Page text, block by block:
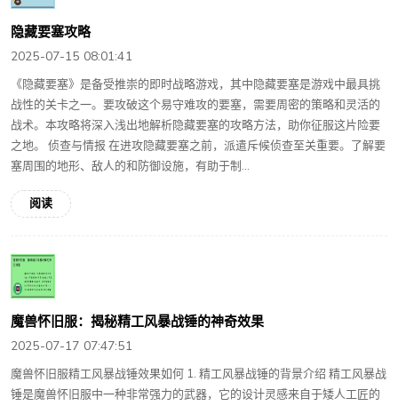
隐藏要塞攻略
2025-07-15 08:01:41
《隐藏要塞》是备受推崇的即时战略游戏，其中隐藏要塞是游戏中最具挑
战性的关卡之一。要攻破这个易守难攻的要塞，需要周密的策略和灵活的
战术。本攻略将深入浅出地解析隐藏要塞的攻略方法，助你征服这片险要
之地。 侦查与情报 在进攻隐藏要塞之前，派遣斥候侦查至关重要。了解要
塞周围的地形、敌人的和防御设施，有助于制...
阅读
魔兽怀旧服：揭秘精工风暴战锤的神奇效果
2025-07-17 07:47:51
魔兽怀旧服精工风暴战锤效果如何 1. 精工风暴战锤的背景介绍 精工风暴战
锤是魔兽怀旧服中一种非常强力的武器，它的设计灵感来自于矮人工匠的